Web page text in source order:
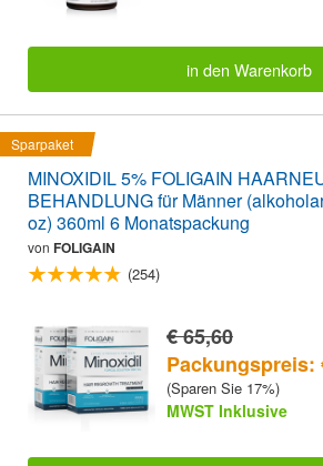
in den Warenkorb
Sparpaket
MINOXIDIL 5% FOLIGAIN
BEHANDLUNG für Männer
oz) 360ml 6 Monatspackung
von FOLIGAIN
(254)
€ 65,60
Packungspreis:
(Sparen Sie 17%)
MWST Inklusive